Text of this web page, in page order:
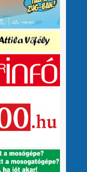
Nézd már, van itt egy
2 hónap
4 hónap
Hopp, meggyógyult
Kivételesen nem